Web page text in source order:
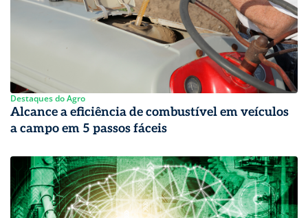
Destaques do Agro
Alcance a eficiência de combustível em veículos
a campo em 5 passos fáceis